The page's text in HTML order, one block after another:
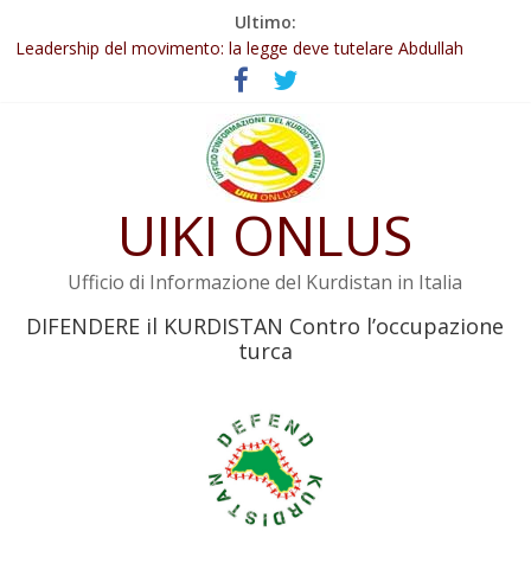
Ultimo:
Abdullah Öcalan: Le legge negativa deve essere trasformata in
legge positiva
Leadership del movimento: la legge deve tutelare Abdullah
Commissione donne del KNK: Şengal è di nuovo sotto minaccia
Non tenere conto della situazione di Rêber Apo ostacolerebbe
Il KNK chiede un’azione internazionale contro i crimini di guerra
UIKI ONLUS
Ufficio di Informazione del Kurdistan in Italia
DIFENDERE il KURDISTAN Contro l’occupazione
turca